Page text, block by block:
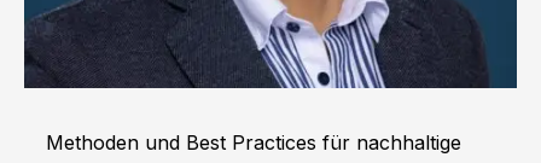
Methoden und Best Practices für nachhaltige